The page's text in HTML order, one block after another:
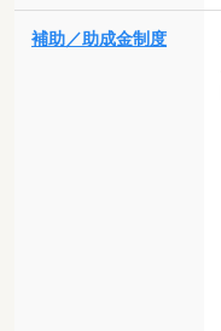
補助／助成金制度